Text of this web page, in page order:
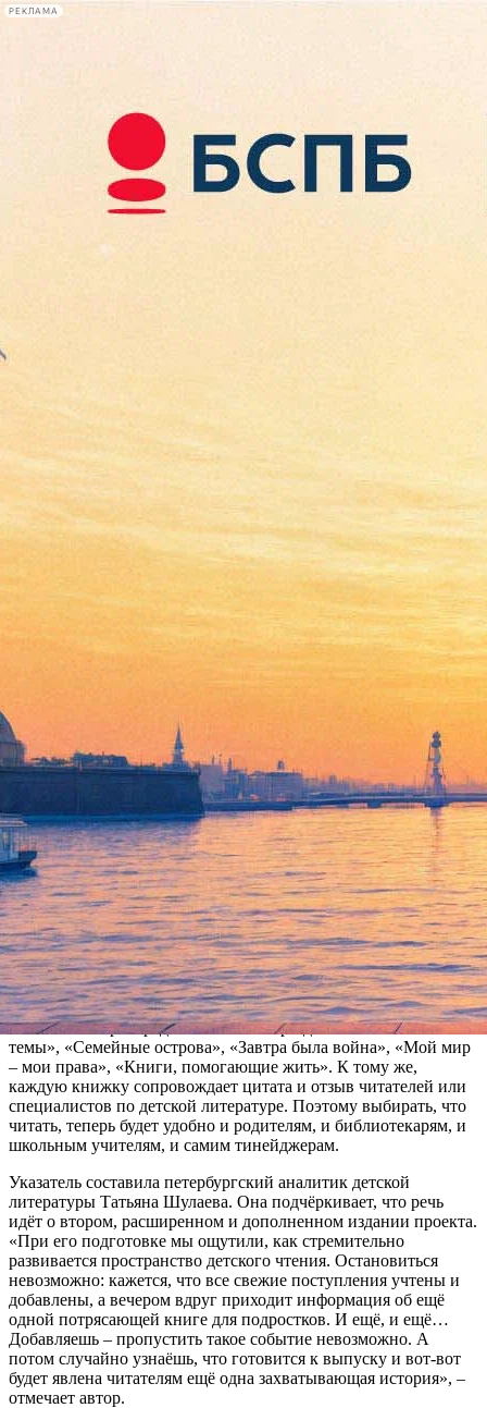
РЕКЛАМА
Сегодня:
2026.08.07
23:53
Афиша Plus
В Сети выложен крупнейший
каталог книг для подростков
04 ноября 2016,20:18 Версия для печати
Журнал о детской литературе «Переплёт»
на своём
сайте крупнейший указатель современных книг о подростках
и для подростков. В него включены около 200 русскоязычных
и переводных изданий, выпущенных с начала 2000-х до
наших дней.
Здесь можно найти знаменитый роман о сиротах «Oh, Boy!»
француженки Мари-Од Мюрай, военный роман шведской
писательницы Анники Тор «Остров в море», переиздания
книг классиков советской литературы Виктора Драгунского и
Александра Крестинского и многое, многое другое.
Все книги напечатаны ведущими детскими издательствами –
«Самокат», «Розовый жираф», «КомпасГид», «Детгиз». В
каталоге они распределены по пяти разделам: «Сложные
темы», «Семейные острова», «Завтра была война», «Мой мир
– мои права», «Книги, помогающие жить». К тому же,
каждую книжку сопровождает цитата и отзыв читателей или
специалистов по детской литературе. Поэтому выбирать, что
читать, теперь будет удобно и родителям, и библиотекарям, и
школьным учителям, и самим тинейджерам.
Указатель составила петербургский аналитик детской
литературы Татьяна Шулаева. Она подчёркивает, что речь
идёт о втором, расширенном и дополненном издании проекта.
«При его подготовке мы ощутили, как стремительно
развивается пространство детского чтения. Остановиться
невозможно: кажется, что все свежие поступления учтены и
добавлены, а вечером вдруг приходит информация об ещё
одной потрясающей книге для подростков. И ещё, и ещё…
Добавляешь – пропустить такое событие невозможно. А
потом случайно узнаёшь, что готовится к выпуску и вот-вот
будет явлена читателям ещё одна захватывающая история», –
отмечает автор.